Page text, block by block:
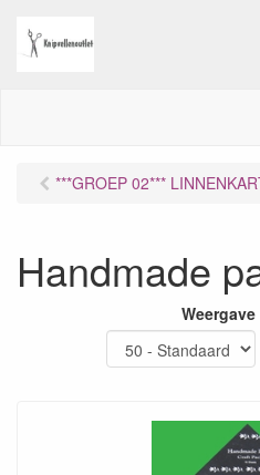
***GROEP 02***
Handmade
Weergave